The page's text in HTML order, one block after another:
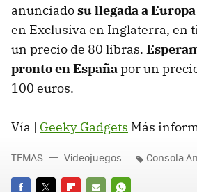
anunciadosu llegada a Europa
en Exclusiva en Inglaterra, en
un precio de 80 libras.
pronto en Españapor un
100 euros.
Vía | Geeky Gadgets Más
TEMAS Videojuegos Consola